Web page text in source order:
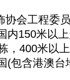
会工程委
内150米以
，400米以
(包含港澳